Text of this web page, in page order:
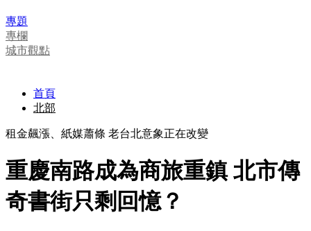
專題
專欄
城市觀點
首頁
北部
租金飆漲、紙媒蕭條 老台北意象正在改變
重慶南路成為商旅重鎮 北市傳
奇書街只剩回憶？